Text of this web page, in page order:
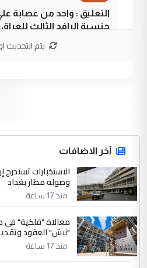
التعليق : واحد من عصابة
جنسية الرافد الثالث
جنسية الرافد الثالث
ابا فرات ...
الموضوع :
الجواهري يرد
مضجعيك يابن الزنا (نص كامل)
حيدر عاشور
التعليق : تحياتي لك استاذ
دقيق ومسؤول؛
وثروات البلد يعتمد على
يتم التحديث
آخر الاضافات
الاستخبارات تستدرج
وصوله مطار بغداد
منذ 17 ساعة
مغالاة "فلكية" في
"نبش" العقود
منذ 17 ساعة